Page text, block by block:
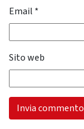
Email *
Sito web